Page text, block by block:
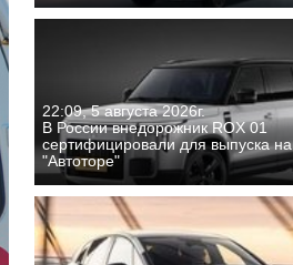
22:09, 5 августа 2026г.
В России внедорожник ROX 01
сертифицировали для выпуска на
"Автоторе"